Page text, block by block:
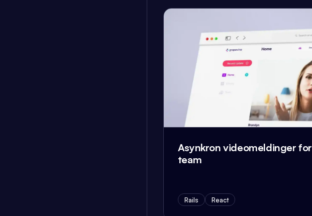
Asynkron videomeldinger for
team
Rails React